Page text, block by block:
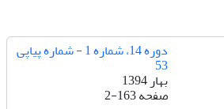
دوره 14، شماره 1 - شماره پیاپی
53
بهار 1394
صفحه2-163